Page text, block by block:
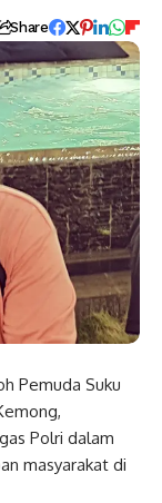
Share
Pemuda Suku
Polri dalam
masyarakat di